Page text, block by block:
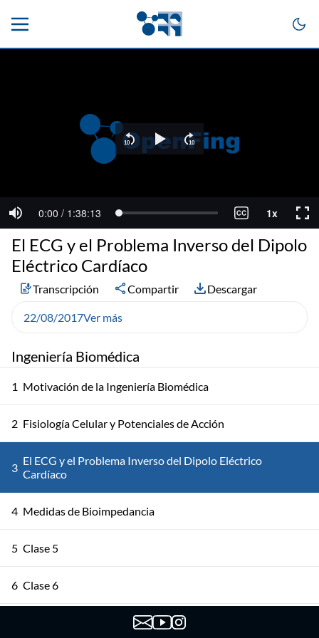
Ingeniería Biomédica
1 Motivación de la Ingeniería Biomédica
2 Fisiología Celular y Potenciales de Acción
3 El ECG y el Problema Inverso del Dipolo Eléctrico
Cardíaco
4 Medidas de Bioimpedancia
5 Clase 5
6 Clase 6
El ECG y el Problema Inverso del Dipolo
Eléctrico Cardíaco
Transcripción Compartir Descargar
22/08/2017Ver más